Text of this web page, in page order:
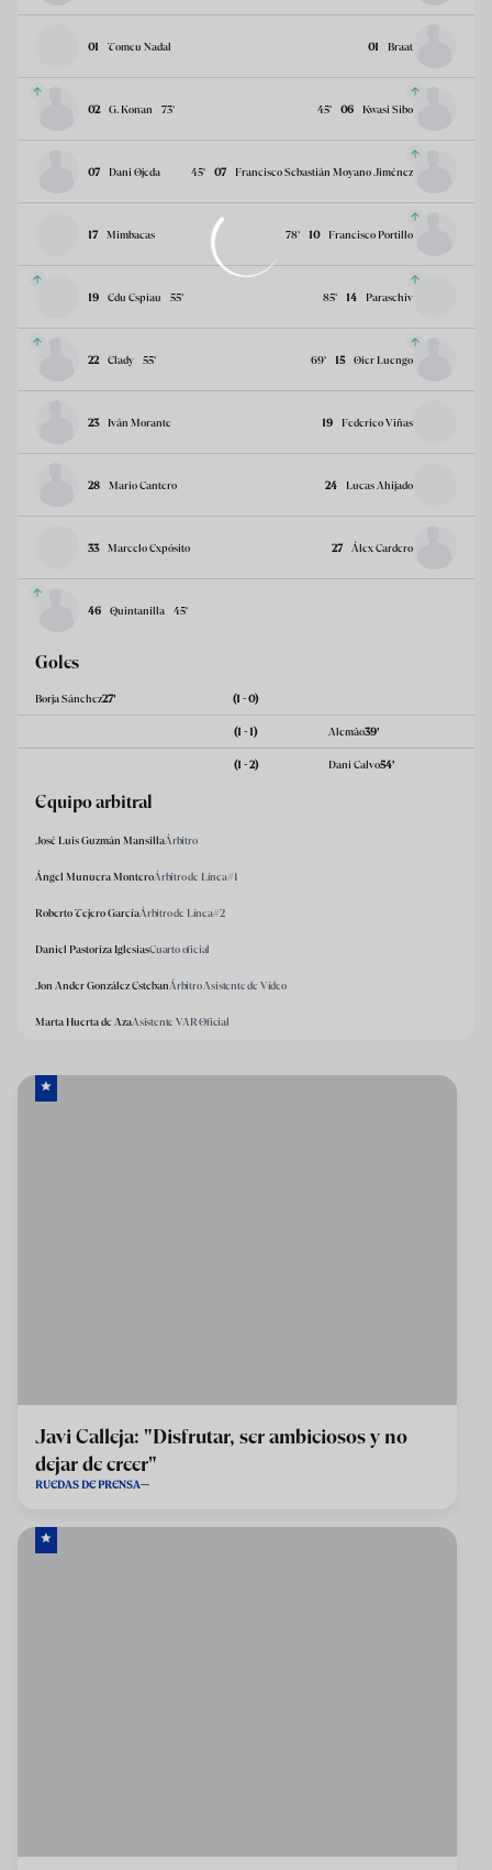
01 Tomeu Nadal 01 Braat
02 G. Konan 73’ 06 Kwasi Sibo
45’
07 Dani Ojeda 07 Francisco Sebastián Moyano Jiménez
45’
17 Mimbacas 10 Francisco Portillo
78’
19 Edu Espiau 55’ 14 Paraschiv
85’
22 Elady 55’ 15 Oier Luengo
69’
23 Iván Morante 19 Federico Viñas
28 Mario Cantero 24 Lucas Ahijado
33 Marcelo Expósito 27 Álex Cardero
46 Quintanilla 45’
Goles
Borja Sánchez27’ (1 - 0)
(1 - 1) Alemâo39’
(1 - 2) Dani Calvo54’
Equipo arbitral
José Luis Guzmán MansillaÁrbitro
Ángel Munuera MonteroÁrbitro de Línea#1
Roberto Tejero GarcíaÁrbitro de Línea#2
Daniel Pastoriza IglesiasCuarto oficial
Jon Ander González EstebanÁrbitro Asistente de Vídeo
Marta Huerta de AzaAsistente VAR Oficial
Javi Calleja: "Disfrutar, ser ambiciosos y no
dejar de creer"
RUEDAS DE PRENSA